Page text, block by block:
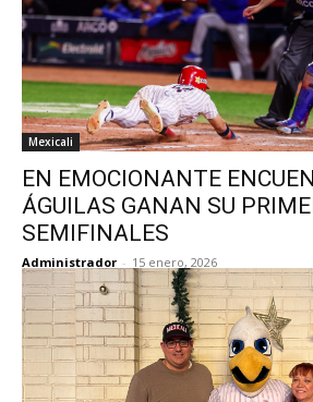
Mexicali
EN EMOCIONANTE
ÁGUILAS GANAN SU
SEMIFINALES
Administrador - 15 enero, 2026